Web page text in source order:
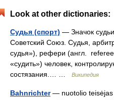
Look at other dictionaries:
Судья (спорт) — Значок судьи
Советский Союз. Судья,
судья»), рефери (англ.
«судить») человек,
состязания.… …
Википедия
Bahnrichter— nuotolio teisėjas